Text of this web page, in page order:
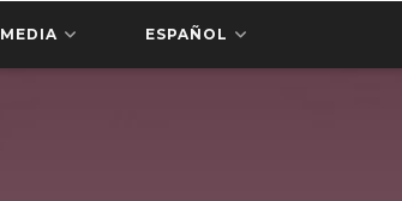
MEDIA ESPAÑOL